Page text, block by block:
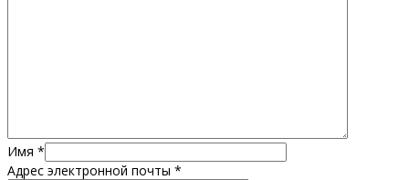
Имя *
Адрес электронной почты *